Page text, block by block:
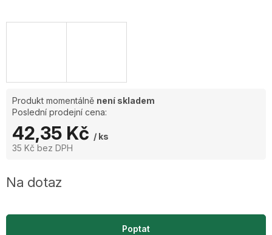
Produkt momentálně není skladem
Poslední prodejní cena:
42,35 Kč / ks
35 Kč bez DPH
Na dotaz
Poptat